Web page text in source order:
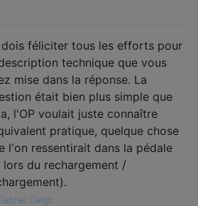
féliciter tous les efforts pour
technique que vous
mise dans la réponse. La
était bien plus simple que
l'OP voulait juste connaître
pratique, quelque chose
l'on ressentirait dans la pédale
lors du rechargement /
Diego